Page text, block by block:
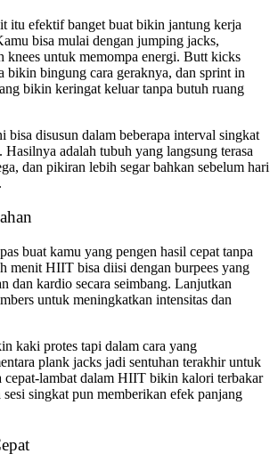
itu efektif banget buat bikin jantung kerja
bisa mulai dengan jumping jacks,
knees untuk memompa energi. Butt kicks
bikin bingung cara geraknya, dan sprint in
bikin keringat keluar tanpa butuh ruang
bisa disusun dalam beberapa interval singkat
Hasilnya adalah tubuh yang langsung terasa
dan pikiran lebih segar bahkan sebelum hari
buat kamu yang pengen hasil cepat tanpa
menit HIIT bisa diisi dengan burpees yang
dan kardio secara seimbang. Lanjutkan
untuk meningkatkan intensitas dan
kaki protes tapi dalam cara yang
plank jacks jadi sentuhan terakhir untuk
cepat-lambat dalam HIIT bikin kalori terbakar
singkat pun memberikan efek panjang